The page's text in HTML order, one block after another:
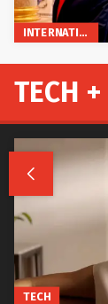
INTERNATIONAL
TECH

TECH